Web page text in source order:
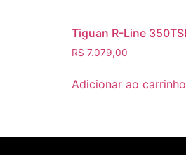
Tiguan R-Line 350TSI
R$ 7.079,00
Adicionar ao carrinho